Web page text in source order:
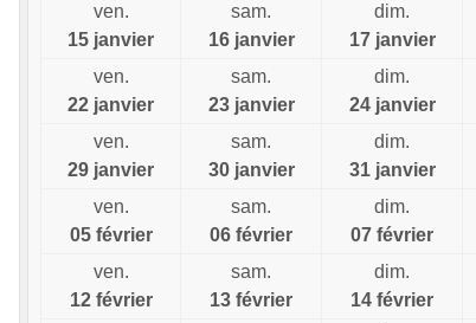
ven.
15 janvier
sam.
16 janvier
dim.
17 janvier
ven.
22 janvier
sam.
23 janvier
dim.
24 janvier
ven.
29 janvier
sam.
30 janvier
dim.
31 janvier
ven.
05 février
sam.
06 février
dim.
07 février
ven.
12 février
sam.
13 février
dim.
14 février